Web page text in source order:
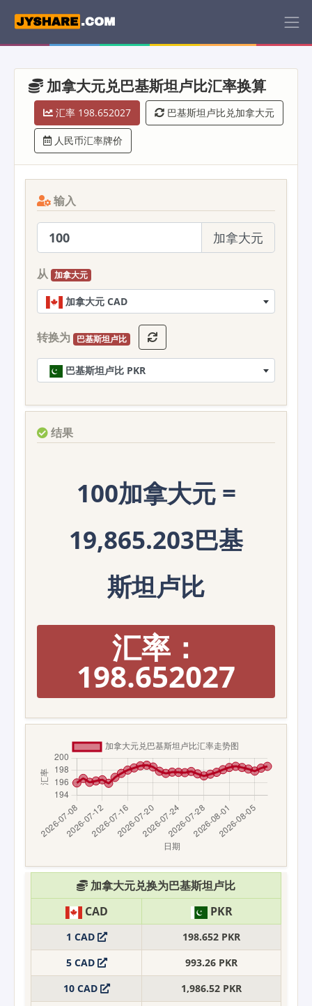
加拿大元兑巴基斯坦卢比汇率换算
汇率 198.652027 巴基斯坦卢比兑加拿大元
人民币汇率牌价
输入
加拿大元
从 加拿大元
加拿大元 CAD
转换为 巴基斯坦卢比
巴基斯坦卢比 PKR
结果
100加拿大元 =
19,865.203巴基
斯坦卢比
汇率：
198.652027
加拿大元兑换为巴基斯坦卢比
CAD
PKR
1 CAD
198.652 PKR
5 CAD
993.26 PKR
10 CAD
1,986.52 PKR